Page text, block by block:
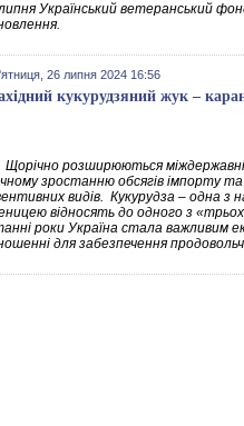
Український ветеранський
26 липня 2024 16:56
кукурудзяний жук –
розширюються міждержавні
зростанню обсягів імпорту
видів. Кукурудза – одна з
відносять до одного з «трьох
роки Україна стала важливим
для забезпечення